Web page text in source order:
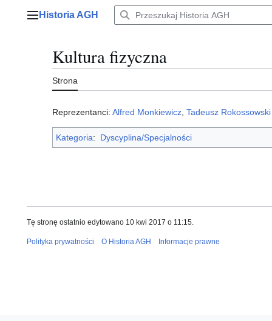
Menu główne
Historia AGH
Kultura fizyczna
Strona
Reprezentanci: Alfred Monkiewicz Tadeusz Rokossowski
Kategoria: Dyscyplina/Specjalności
Tę stronę ostatnio edytowano 10 kwi 2017 o 11:15.
Polityka prywatności O Historia AGH Informacje prawne